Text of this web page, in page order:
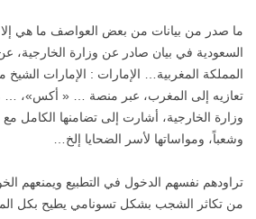
ما صدر من بيانات من بعض العواصف ما هي
السعودية في بيان صادر عن وزارة الخارجية،
المملكة المغربية… الإمارات : الإمارات الشيخ
تعازيه إلى المغرب، عبر منصة … « أكس»،
وزارة الخارجية، أشارت إلى تضامنها الكامل
وشعباً، ومواساتها لأسر الضحايا إلخ…
تراودهم نفسهم الدخول في التطبيع ويمنعهم
من تكاثر الشجب بشكل تسونامي يطيح بكل